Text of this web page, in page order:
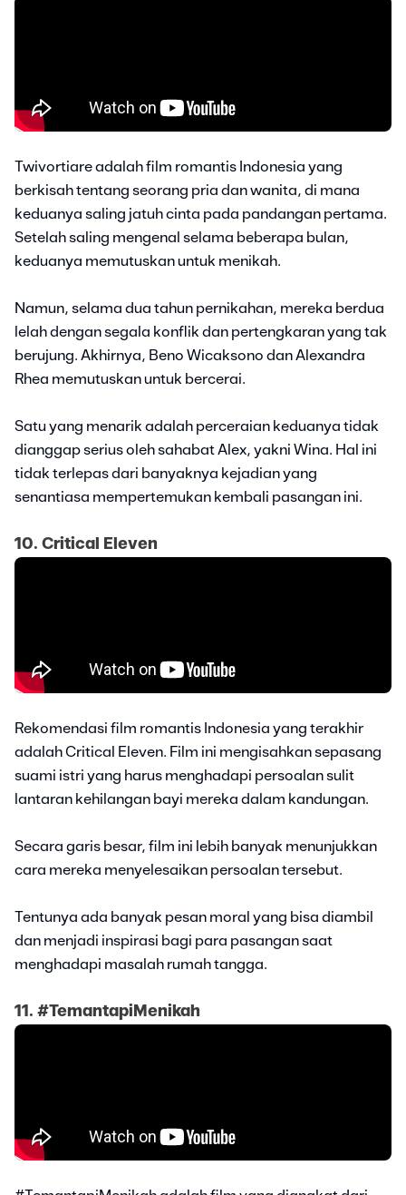
Twivortiare adalah film romantis Indonesia yang
berkisah tentang seorang pria dan wanita, di mana
keduanya saling jatuh cinta pada pandangan pertama.
Setelah saling mengenal selama beberapa bulan,
keduanya memutuskan untuk menikah.
Namun, selama dua tahun pernikahan, mereka berdua
lelah dengan segala konflik dan pertengkaran yang tak
berujung. Akhirnya, Beno Wicaksono dan Alexandra
Rhea memutuskan untuk bercerai.
Satu yang menarik adalah perceraian keduanya tidak
dianggap serius oleh sahabat Alex, yakni Wina. Hal ini
tidak terlepas dari banyaknya kejadian yang
senantiasa mempertemukan kembali pasangan ini.
10. Critical Eleven
Rekomendasi film romantis Indonesia yang terakhir
adalah Critical Eleven. Film ini mengisahkan sepasang
suami istri yang harus menghadapi persoalan sulit
lantaran kehilangan bayi mereka dalam kandungan.
Secara garis besar, film ini lebih banyak menunjukkan
cara mereka menyelesaikan persoalan tersebut.
Tentunya ada banyak pesan moral yang bisa diambil
dan menjadi inspirasi bagi para pasangan saat
menghadapi masalah rumah tangga.
11. #TemantapiMenikah